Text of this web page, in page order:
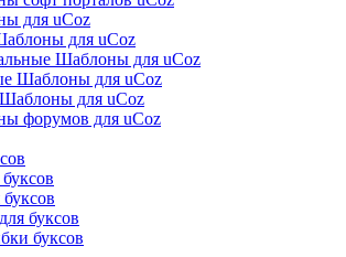
для uCoz
для uCoz
Шаблоны для uCoz
Шаблоны для uCoz
для uCoz
форумов для uCoz
буксов
буксов